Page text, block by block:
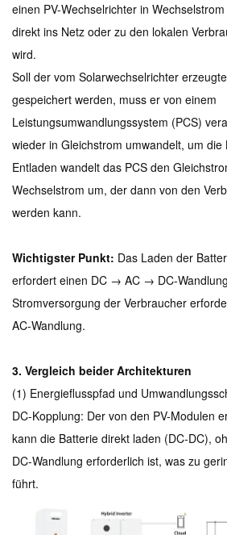
einen PV-Wechselrichter in
direkt ins Netz oder zu den lokalen
wird.
Soll der vom Solarwechselrichter
gespeichert werden, muss er von einem
Leistungsumwandlungssystem (PCS)
wieder in Gleichstrom umwandelt, um die
Entladen wandelt das PCS den
Wechselstrom um, der dann von den
werden kann.
Wichtigster Punkt: Das Laden der
erfordert einen DC → AC → DC-
Stromversorgung der Verbraucher
AC-Wandlung.
3. Vergleich beider Architekturen
(1) Energieflusspfad und
DC-Kopplung: Der von den PV-Modulen
kann die Batterie direkt laden (DC-DC),
DC-Wandlung erforderlich ist, was zu
führt.